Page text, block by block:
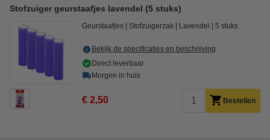
Stofzuiger geurstaafjes lavendel (5 stuks)
Geurstaafjes Stofzuigerzak Lavendel 5 stuks
Bekijk de specificaties en beschrijving
Direct leverbaar
Morgen in huis
€ 2,50 Bestellen